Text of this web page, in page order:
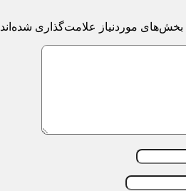
بخش‌های موردنیاز علامت‌گذاری شده‌اند